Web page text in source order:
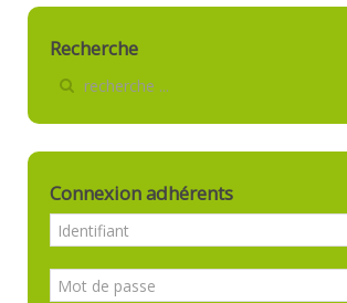
Recherche
Connexion adhérents